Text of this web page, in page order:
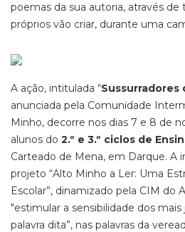
poemas da sua autoria, através
próprios vão criar, durante uma
A ação, intitulada “Sussurradores
anunciada pela Comunidade
Minho, decorre nos dias 7 e 8 de
alunos do 2.º e 3.º ciclos de
Carteado de Mena, em Darque. A
projeto “Alto Minho a Ler: Uma
Escolar”, dinamizado pela CIM do
"estimular a sensibilidade dos mais
palavra dita”, nas palavras da